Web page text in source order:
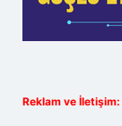
Reklam ve İletişim: